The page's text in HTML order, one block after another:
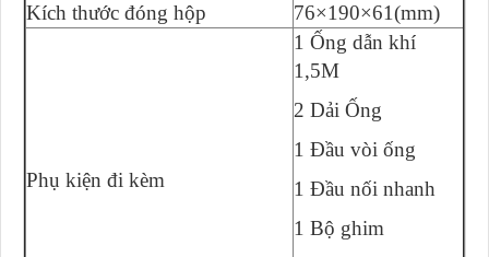
Kích thước đóng hộp
76×190×61(mm)
Phụ kiện đi kèm
1 Ống dẫn khí
1,5M
2 Dải Ống
1 Đầu vòi ống
1 Đầu nối nhanh
1 Bộ ghim